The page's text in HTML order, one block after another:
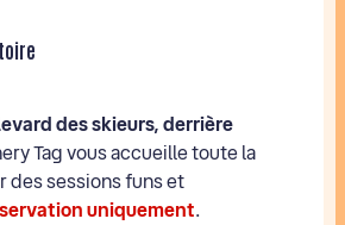
des skieurs, derrière
Tag vous accueille toute la
des sessions funs et
uniquement.